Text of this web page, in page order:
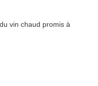
vin chaud promis à